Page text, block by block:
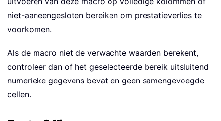
niet-aaneengesloten bereiken om prestatieverlies te
voorkomen.
Als de macro niet de verwachte waarden berekent,
controleer dan of het geselecteerde bereik uitsluitend
numerieke gegevens bevat en geen samengevoegde
cellen.